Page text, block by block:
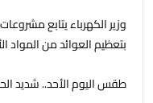
وزير الكهرباء يتابع
بتعظيم العوائد من المواد
طقس اليوم الأحد.. شديد